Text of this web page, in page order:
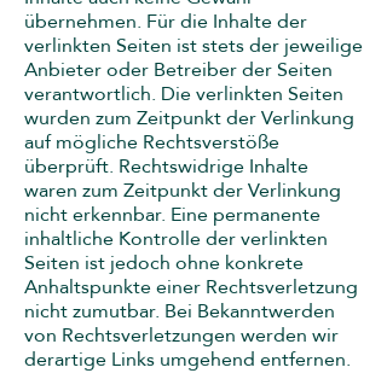
übernehmen. Für die Inhalte der
verlinkten Seiten ist stets der jeweilige
Anbieter oder Betreiber der Seiten
verantwortlich. Die verlinkten Seiten
wurden zum Zeitpunkt der Verlinkung
auf mögliche Rechtsverstöße
überprüft. Rechtswidrige Inhalte
waren zum Zeitpunkt der Verlinkung
nicht erkennbar. Eine permanente
inhaltliche Kontrolle der verlinkten
Seiten ist jedoch ohne konkrete
Anhaltspunkte einer Rechtsverletzung
nicht zumutbar. Bei Bekanntwerden
von Rechtsverletzungen werden wir
derartige Links umgehend entfernen.